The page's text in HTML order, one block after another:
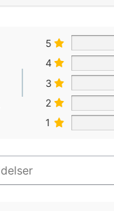
5
4
3
2
1